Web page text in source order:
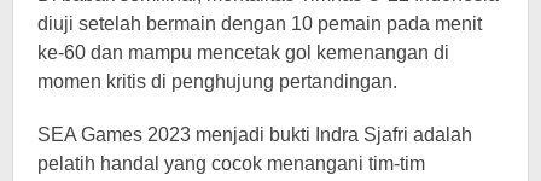
diuji setelah bermain dengan 10 pemain pada menit
ke-60 dan mampu mencetak gol kemenangan di
momen kritis di penghujung pertandingan.
SEA Games 2023 menjadi bukti Indra Sjafri adalah
pelatih handal yang cocok menangani tim-tim